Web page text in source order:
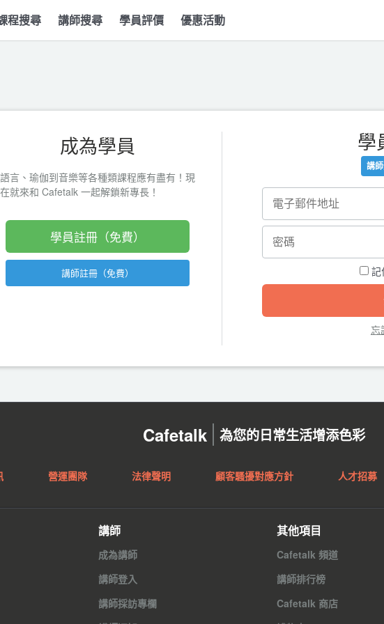
程搜尋 講師搜尋 學員評價 優惠活動
學
講
記
忘
成為學員
語言、瑜伽到音樂等各種類課程應有盡有！現
在就來和 Cafetalk 一起解鎖新專長！
學員註冊（免費）
講師註冊（免費）
Cafetalk 為您的日常生活增添色彩
營運團隊 法律聲明 顧客騷擾對應方針 人才招募
講師
成為講師
講師登入
講師採訪專欄
其他項目
Cafetalk 頻道
講師排行榜
Cafetalk 商店